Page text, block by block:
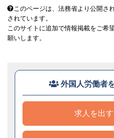
このページは、法務省より公開さ
されています。
このサイトに追加で情報掲載をご希
願いします。
外国人労働者
求人を出す